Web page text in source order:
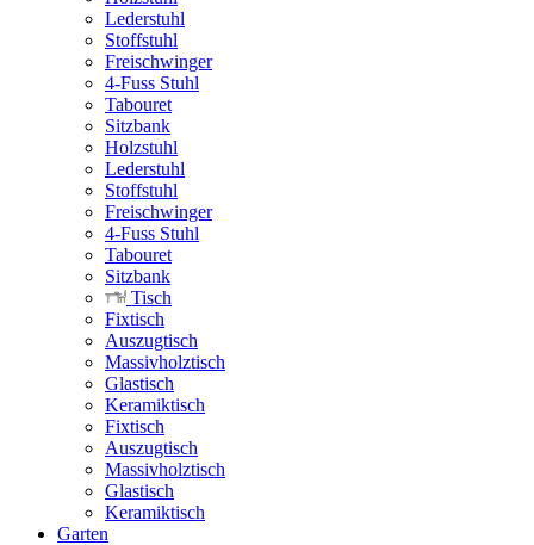
Lederstuhl
Stoffstuhl
Freischwinger
4-Fuss Stuhl
Tabouret
Sitzbank
Holzstuhl
Lederstuhl
Stoffstuhl
Freischwinger
4-Fuss Stuhl
Tabouret
Sitzbank
Tisch
Fixtisch
Auszugtisch
Massivholztisch
Glastisch
Keramiktisch
Fixtisch
Auszugtisch
Massivholztisch
Glastisch
Keramiktisch
Garten